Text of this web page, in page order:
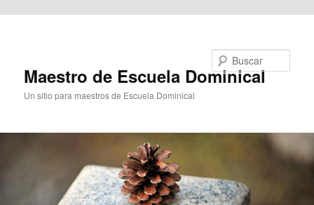
Maestro de Escuela Dominical
Un sitio para maestros de Escuela Dominical